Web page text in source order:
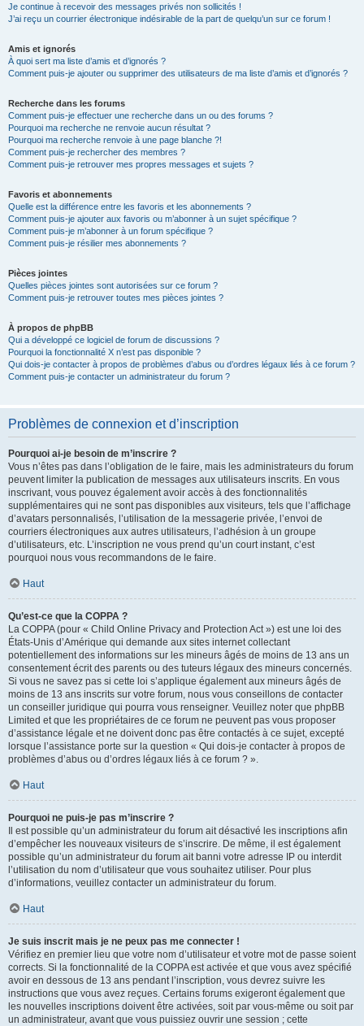
Je continue à recevoir des messages privés non sollicités !
J’ai reçu un courrier électronique indésirable de la part de quelqu’un sur ce forum !
Amis et ignorés
À quoi sert ma liste d’amis et d’ignorés ?
Comment puis-je ajouter ou supprimer des utilisateurs de ma liste d’amis et d’ignorés ?
Recherche dans les forums
Comment puis-je effectuer une recherche dans un ou des forums ?
Pourquoi ma recherche ne renvoie aucun résultat ?
Pourquoi ma recherche renvoie à une page blanche ?!
Comment puis-je rechercher des membres ?
Comment puis-je retrouver mes propres messages et sujets ?
Favoris et abonnements
Quelle est la différence entre les favoris et les abonnements ?
Comment puis-je ajouter aux favoris ou m’abonner à un sujet spécifique ?
Comment puis-je m’abonner à un forum spécifique ?
Comment puis-je résilier mes abonnements ?
Pièces jointes
Quelles pièces jointes sont autorisées sur ce forum ?
Comment puis-je retrouver toutes mes pièces jointes ?
À propos de phpBB
Qui a développé ce logiciel de forum de discussions ?
Pourquoi la fonctionnalité X n’est pas disponible ?
Qui dois-je contacter à propos de problèmes d’abus ou d’ordres légaux liés à ce forum ?
Comment puis-je contacter un administrateur du forum ?
Problèmes de connexion et d’inscription
Pourquoi ai-je besoin de m’inscrire ?
Vous n’êtes pas dans l’obligation de le faire, mais les administrateurs du forum
peuvent limiter la publication de messages aux utilisateurs inscrits. En vous
inscrivant, vous pouvez également avoir accès à des fonctionnalités
supplémentaires qui ne sont pas disponibles aux visiteurs, tels que l’affichage
d’avatars personnalisés, l’utilisation de la messagerie privée, l’envoi de
courriers électroniques aux autres utilisateurs, l’adhésion à un groupe
d’utilisateurs, etc. L’inscription ne vous prend qu’un court instant, c’est
pourquoi nous vous recommandons de le faire.
Haut
Qu’est-ce que la COPPA ?
La COPPA (pour « Child Online Privacy and Protection Act ») est une loi des
États-Unis d’Amérique qui demande aux sites internet collectant
potentiellement des informations sur les mineurs âgés de moins de 13 ans un
consentement écrit des parents ou des tuteurs légaux des mineurs concernés.
Si vous ne savez pas si cette loi s’applique également aux mineurs âgés de
moins de 13 ans inscrits sur votre forum, nous vous conseillons de contacter
un conseiller juridique qui pourra vous renseigner. Veuillez noter que phpBB
Limited et que les propriétaires de ce forum ne peuvent pas vous proposer
d’assistance légale et ne doivent donc pas être contactés à ce sujet, excepté
lorsque l’assistance porte sur la question « Qui dois-je contacter à propos de
problèmes d’abus ou d’ordres légaux liés à ce forum ? ».
Haut
Pourquoi ne puis-je pas m’inscrire ?
Il est possible qu’un administrateur du forum ait désactivé les inscriptions afin
d’empêcher les nouveaux visiteurs de s’inscrire. De même, il est également
possible qu’un administrateur du forum ait banni votre adresse IP ou interdit
l’utilisation du nom d’utilisateur que vous souhaitez utiliser. Pour plus
d’informations, veuillez contacter un administrateur du forum.
Haut
Je suis inscrit mais je ne peux pas me connecter !
Vérifiez en premier lieu que votre nom d’utilisateur et votre mot de passe soient
corrects. Si la fonctionnalité de la COPPA est activée et que vous avez spécifié
avoir en dessous de 13 ans pendant l’inscription, vous devrez suivre les
instructions que vous avez reçues. Certains forums exigeront également que
les nouvelles inscriptions doivent être activées, soit par vous-même ou soit par
un administrateur, avant que vous puissiez ouvrir une session ; cette